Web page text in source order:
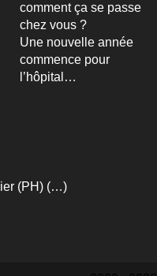
comment ça se passe
chez vous ?
Une nouvelle année
commence pour
l’hôpital…
(PH) (…)